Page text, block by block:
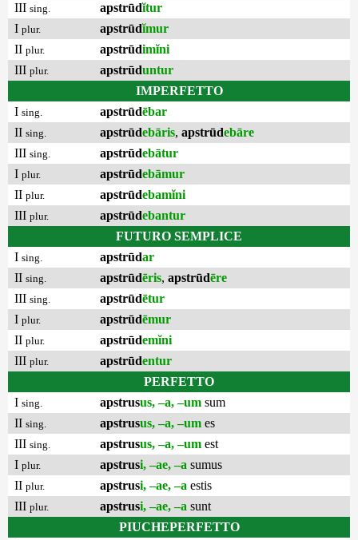
III sing. apstrūdĭtur
I plur. apstrūdĭmur
II plur. apstrūdimĭni
III plur. apstrūduntur
IMPERFETTO
I sing. apstrūdēbar
II sing. apstrūdebāris, apstrūdebāre
III sing. apstrūdebātur
I plur. apstrūdebāmur
II plur. apstrūdebamĭni
III plur. apstrūdebantur
FUTURO SEMPLICE
I sing. apstrūdar
II sing. apstrūdēris, apstrūdēre
III sing. apstrūdētur
I plur. apstrūdēmur
II plur. apstrūdemĭni
III plur. apstrūdentur
PERFETTO
I sing. apstrusus, –a, –um sum
II sing. apstrusus, –a, –um es
III sing. apstrusus, –a, –um est
I plur. apstrusi, –ae, –a sumus
II plur. apstrusi, –ae, –a estis
III plur. apstrusi, –ae, –a sunt
PIUCHEPERFETTO